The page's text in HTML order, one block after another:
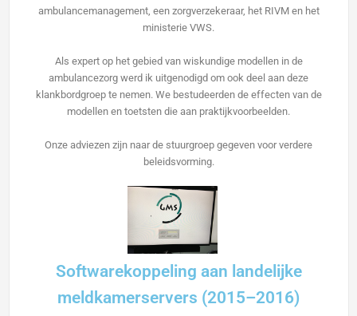
ambulancemanagement, een zorgverzekeraar, het RIVM en het
ministerie VWS.
Als expert op het gebied van wiskundige modellen in de
ambulancezorg werd ik uitgenodigd om ook deel aan deze
klankbordgroep te nemen. We bestudeerden de effecten van de
modellen en toetsten die aan praktijkvoorbeelden.
Onze adviezen zijn naar de stuurgroep gegeven voor verdere
beleidsvorming.
Softwarekoppeling aan landelijke
meldkamerservers (2015–2016)